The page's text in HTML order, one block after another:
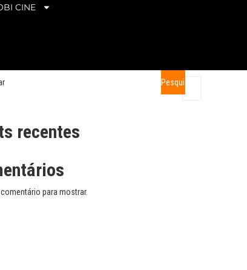
CINE
Pesquisar
recentes
comentário para mostrar.